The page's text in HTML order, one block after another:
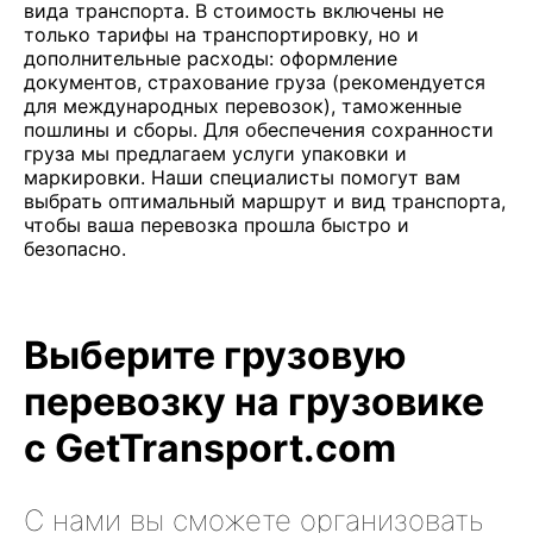
вида транспорта. В стоимость включены не
только тарифы на транспортировку, но и
дополнительные расходы: оформление
документов, страхование груза (рекомендуется
для международных перевозок), таможенные
пошлины и сборы. Для обеспечения сохранности
груза мы предлагаем услуги упаковки и
маркировки. Наши специалисты помогут вам
выбрать оптимальный маршрут и вид транспорта,
чтобы ваша перевозка прошла быстро и
безопасно.
Выберите грузовую
перевозку на грузовике
с GetTransport.com
С нами вы сможете организовать